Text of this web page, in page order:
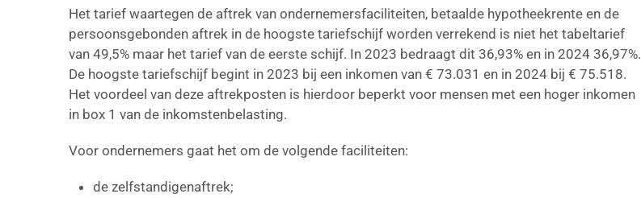
Het tarief waartegen de aftrek van ondernemersfaciliteiten, betaalde hypotheekrente en de
persoonsgebonden aftrek in de hoogste tariefschijf worden verrekend is niet het tabeltarief
van 49,5% maar het tarief van de eerste schijf. In 2023 bedraagt dit 36,93% en in 2024 36,97%.
De hoogste tariefschijf begint in 2023 bij een inkomen van € 73.031 en in 2024 bij € 75.518.
Het voordeel van deze aftrekposten is hierdoor beperkt voor mensen met een hoger inkomen
in box 1 van de inkomstenbelasting.
Voor ondernemers gaat het om de volgende faciliteiten:
de zelfstandigenaftrek;